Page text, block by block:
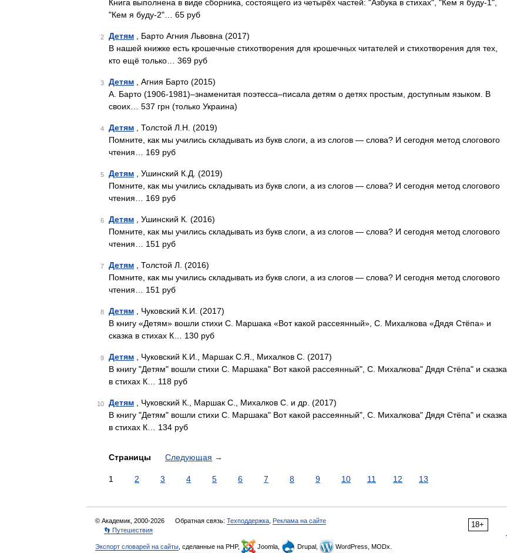
Книга выполнена в виде сборника, состоящего из четырёх частей: "Азбука в стихах", "Кем я буду-1",
"Кем я буду-2"… 65 руб
2 Детям , Барто Агния Львовна (2017)
В нашей книжке есть крошечные стихотворения для крошечных читателей и стихотворения для тех,
кто ещё только… 369 руб
3 Детям , Агния Барто (2015)
А. Барто (1906-1981)–знаменитая поэтесса–писала детям о детях простым, доступным языком. В
своих… 537 грн (только Украина)
4 Детям , Толстой Л.Н. (2019)
Помните, как мы учились складывать из букв слоги, а из слогов — слова? И сегодня метод слогового
чтения… 169 руб
5 Детям , Ушинский К.Д. (2019)
Помните, как мы учились складывать из букв слоги, а из слогов — слова? И сегодня метод слогового
чтения… 169 руб
6 Детям , Ушинский К. (2016)
Помните, как мы учились складывать из букв слоги, а из слогов — слова? И сегодня метод слогового
чтения… 151 руб
7 Детям , Толстой Л. (2016)
Помните, как мы учились складывать из букв слоги, а из слогов — слова? И сегодня метод слогового
чтения… 151 руб
8 Детям , Чуковский К.И. (2017)
В книгу «Детям» вошли стихи С. Маршака «Вот какой рассеянный», С. Михалкова «Дядя Стёпа» и
сказка в стихах К… 130 руб
9 Детям , Чуковский К.И., Маршак С.Я., Михалков С. (2017)
В книгу "Детям" вошли стихи С. Маршака" Вот какой рассеянный", С. Михалкова" Дядя Стёпа" и сказка
в стихах К… 118 руб
10 Детям , Чуковский К., Маршак С., Михалков С. и др. (2017)
В книгу "Детям" вошли стихи С. Маршака" Вот какой рассеянный", С. Михалкова" Дядя Стёпа" и сказка
в стихах К… 134 руб
Страницы Следующая →
1 2 3 4 5 6 7 8 9 10 11 12 13
18+
© Академик, 2000-2026 Обратная связь: Техподдержка Реклама на сайте
👣 Путешествия
Экспорт словарей на сайты , сделанные на PHP, Joomla, Drupal, WordPress, MODx.